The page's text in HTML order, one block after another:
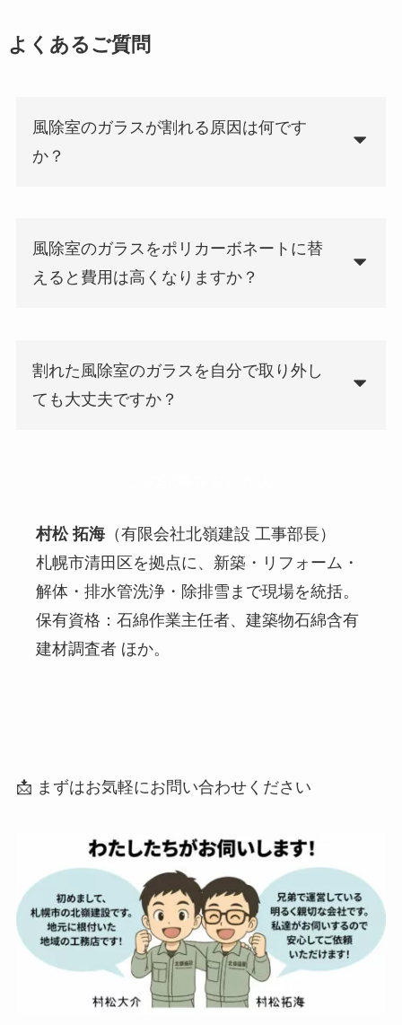
よくあるご質問
風除室のガラスが割れる原因は何です
か？
風除室のガラスをポリカーボネートに替
えると費用は高くなりますか？
割れた風除室のガラスを自分で取り外し
ても大丈夫ですか？
村松 拓海 （有限会社北嶺建設 工事部長）
札幌市清田区を拠点に、新築・リフォーム・
解体・排水管洗浄・除排雪まで現場を統括。
保有資格：石綿作業主任者、建築物石綿含有
建材調査者 ほか。
📩 まずはお気軽にお問い合わせください